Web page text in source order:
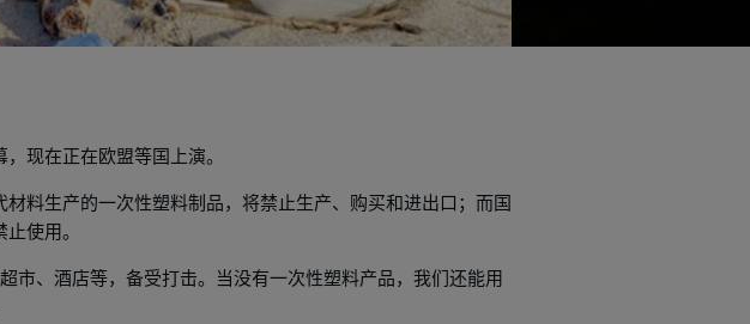
现在正在欧盟等国上演。
料生产的一次性塑料制品，将禁止生产、购买和进出口；而国
使用。
市、酒店等，备受打击。当没有一次性塑料产品，我们还能用